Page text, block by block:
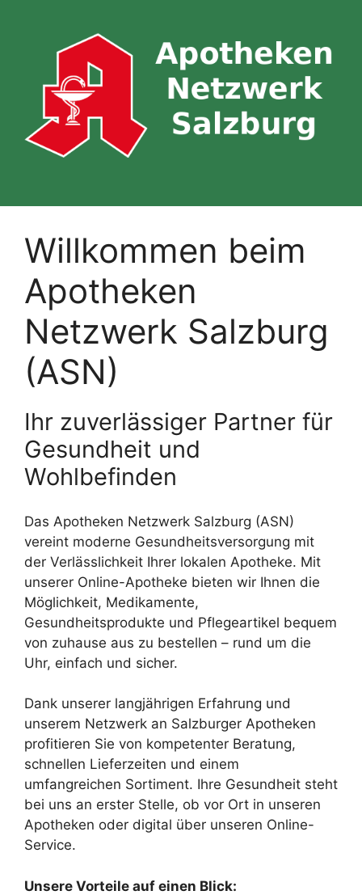
Willkommen beim
Apotheken
Netzwerk Salzburg
(ASN)
Ihr zuverlässiger Partner für
Gesundheit und
Wohlbefinden
Das Apotheken Netzwerk Salzburg (ASN)
vereint moderne Gesundheitsversorgung mit
der Verlässlichkeit Ihrer lokalen Apotheke. Mit
unserer Online-Apotheke bieten wir Ihnen die
Möglichkeit, Medikamente,
Gesundheitsprodukte und Pflegeartikel bequem
von zuhause aus zu bestellen – rund um die
Uhr, einfach und sicher.
Dank unserer langjährigen Erfahrung und
unserem Netzwerk an Salzburger Apotheken
profitieren Sie von kompetenter Beratung,
schnellen Lieferzeiten und einem
umfangreichen Sortiment. Ihre Gesundheit steht
bei uns an erster Stelle, ob vor Ort in unseren
Apotheken oder digital über unseren Online-
Service.
Unsere Vorteile auf einen Blick: